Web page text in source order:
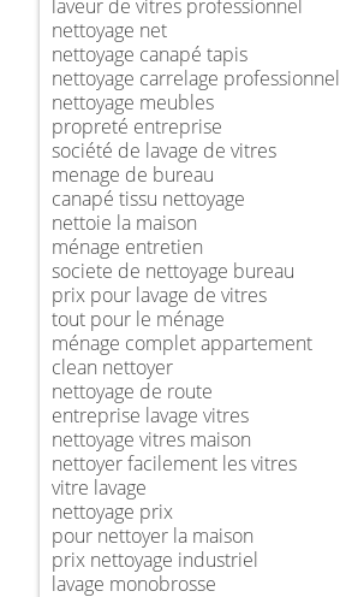
laveur de vitres professionnel
nettoyage net
nettoyage canapé tapis
nettoyage carrelage professionnel
nettoyage meubles
propreté entreprise
société de lavage de vitres
menage de bureau
canapé tissu nettoyage
nettoie la maison
ménage entretien
societe de nettoyage bureau
prix pour lavage de vitres
tout pour le ménage
ménage complet appartement
clean nettoyer
nettoyage de route
entreprise lavage vitres
nettoyage vitres maison
nettoyer facilement les vitres
vitre lavage
nettoyage prix
pour nettoyer la maison
prix nettoyage industriel
lavage monobrosse